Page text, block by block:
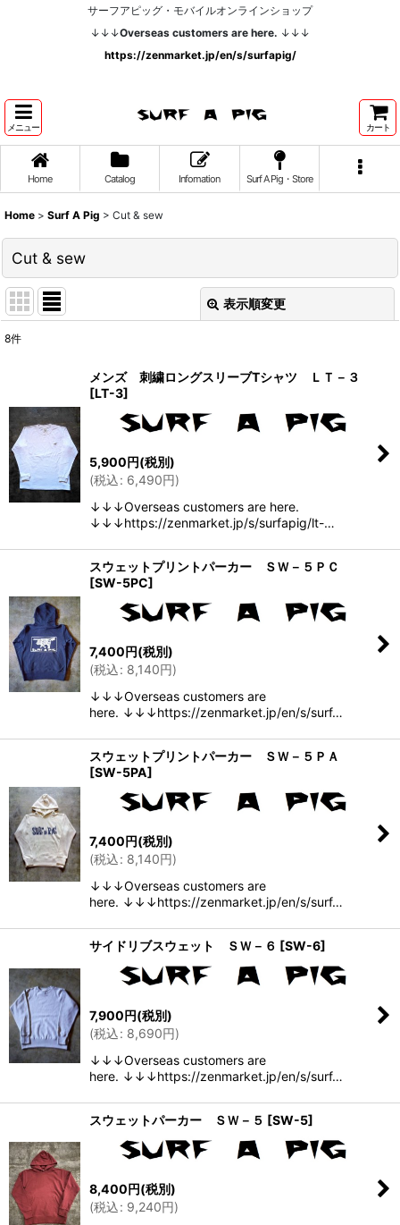
サーフアピッグ・モバイルオンラインショップ
↓↓↓Overseas customers are here. ↓↓↓
https://zenmarket.jp/en/s/surfapig/
メニュー カート
Home Catalog Infomation Surf A Pig・Store
Home > Surf A Pig > Cut & sew
Cut & sew
表示順変更
並び順:
8件
メンズ 刺繍ロングスリーブTシャツ ＬＴ－３
[LT-3]
5,900円(税別)
(税込: 6,490円)
↓↓↓Overseas customers are here.
↓↓↓https://zenmarket.jp/s/surfapig/lt-…
スウェットプリントパーカー ＳＷ－５ＰＣ
[SW-5PC]
7,400円(税別)
(税込: 8,140円)
↓↓↓Overseas customers are
here. ↓↓↓https://zenmarket.jp/en/s/surf…
スウェットプリントパーカー ＳＷ－５ＰＡ
[SW-5PA]
7,400円(税別)
(税込: 8,140円)
↓↓↓Overseas customers are
here. ↓↓↓https://zenmarket.jp/en/s/surf…
サイドリブスウェット ＳＷ－６ [SW-6]
7,900円(税別)
(税込: 8,690円)
↓↓↓Overseas customers are
here. ↓↓↓https://zenmarket.jp/en/s/surf…
スウェットパーカー ＳＷ－５ [SW-5]
8,400円(税別)
(税込: 9,240円)